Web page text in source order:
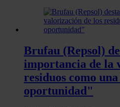
Brufau (Repsol)
importancia de la
residuos como
oportunidad"